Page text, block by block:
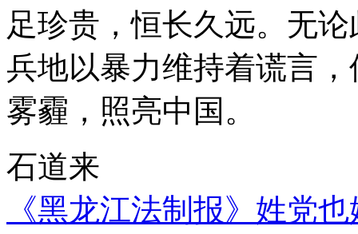
足珍贵，恒长久远。无
兵地以暴力维持着谎言
雾霾，照亮中国。
石道来
《黑龙江法制报》姓党